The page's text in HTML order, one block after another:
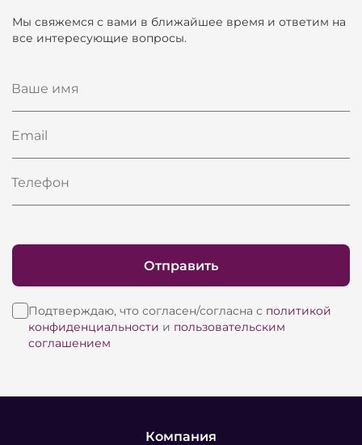
Мы свяжемся с вами в ближайшее время и ответим на
все интересующие вопросы.
Ваше имя
Email
Телефон
Подтверждаю, что согласен/согласна с политикой
конфиденциальности и пользовательским
соглашением
Отправить
Компания